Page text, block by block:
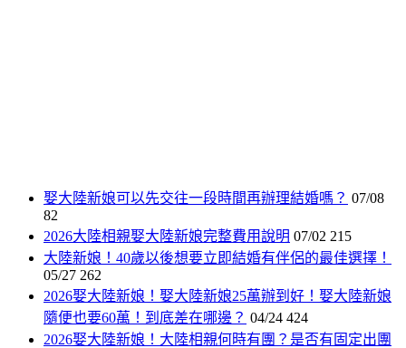
娶大陸新娘可以先交往一段時間再辦理結婚嗎？ 07/08
82
2026大陸相親娶大陸新娘完整費用說明 07/02 215
大陸新娘！40歲以後想要立即結婚有伴侶的最佳選擇！
05/27 262
2026娶大陸新娘！娶大陸新娘25萬辦到好！娶大陸新娘
隨便也要60萬！到底差在哪邊？ 04/24 424
2026娶大陸新娘！大陸相親何時有團？是否有固定出團